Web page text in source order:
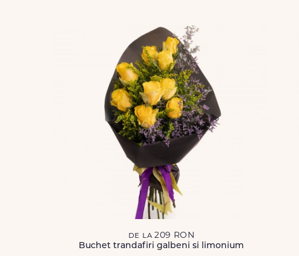
de la 209 RON
Buchet trandafiri galbeni si limonium